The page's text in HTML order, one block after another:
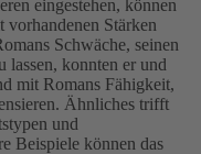
eingestehen, können
vorhandenen Stärken
Schwäche, seinen
lassen, konnten er und
mit Romans Fähigkeit,
Ähnliches trifft
und
Beispiele können das